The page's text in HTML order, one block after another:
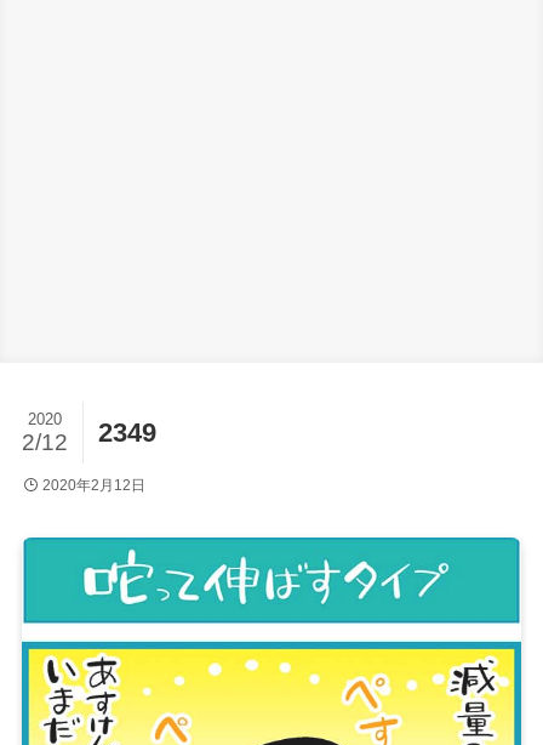
2349
2020
2/12
2020年2月12日